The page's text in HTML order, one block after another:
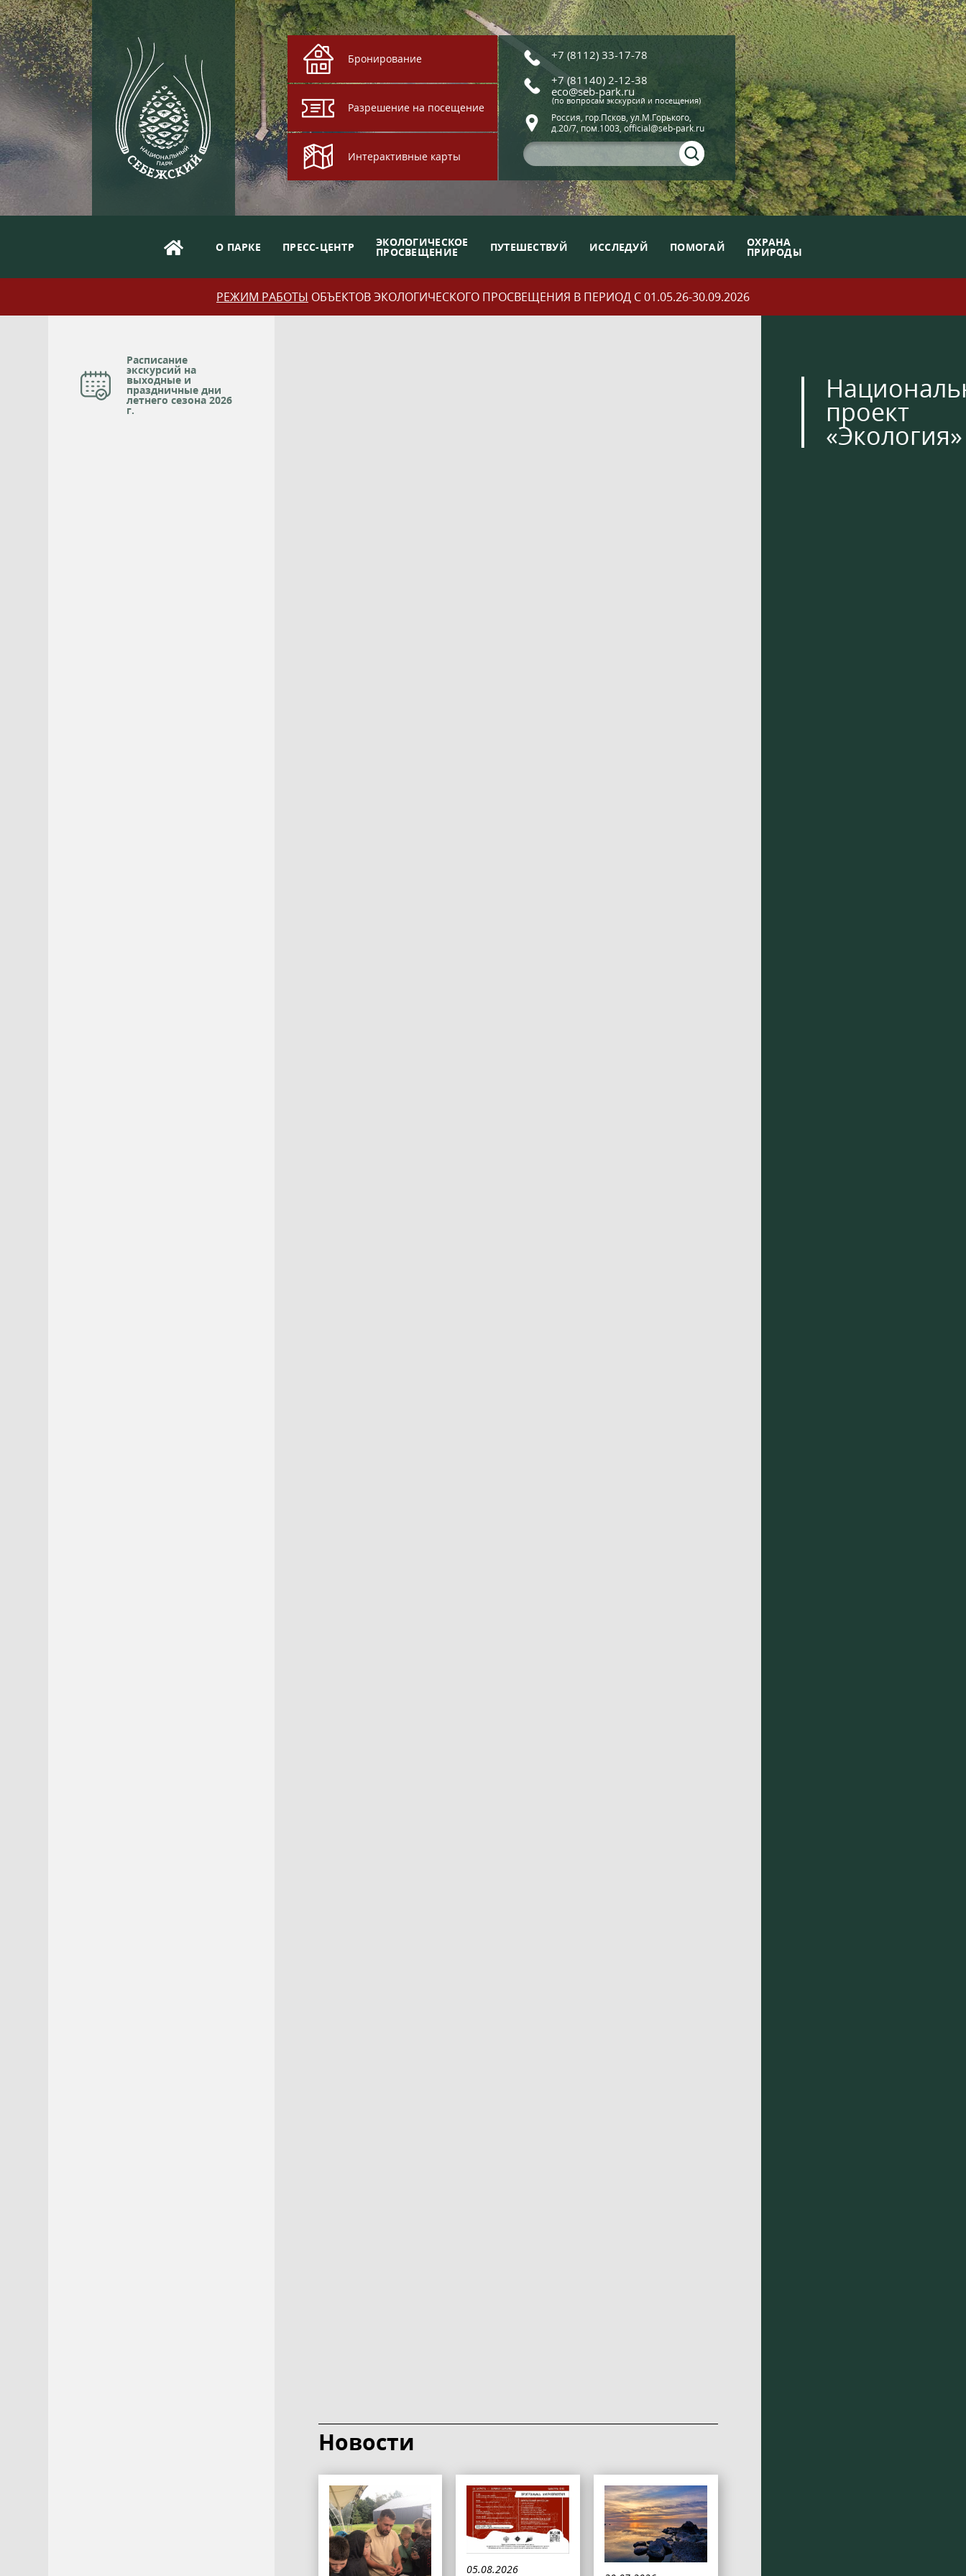
Бронирование
Разрешение на посещение
Интерактивные карты
+7 (8112) 33-17-78
+7 (81140) 2-12-38
eco@seb-park.ru
(по вопросам экскурсий и посещения)
Россия, гор.Псков, ул.М.Горького,
д.20/7, пом.1003, official@seb-park.ru
О ПАРКЕ ПРЕСС-ЦЕНТР ЭКОЛОГИЧЕСКОЕ
ПРОСВЕЩЕНИЕ ПУТЕШЕСТВУЙ ИССЛЕДУЙ ПОМОГАЙ ОХРАНА
ПРИРОДЫ
РЕЖИМ РАБОТЫ ОБЪЕКТОВ ЭКОЛОГИЧЕСКОГО ПРОСВЕЩЕНИЯ В ПЕРИОД С 01.05.26-30.09.2026
Расписание
экскурсий на
выходные и
праздничные дни
летнего сезона 2026
г.
Новости
05.08.2026
проект
«Экология»